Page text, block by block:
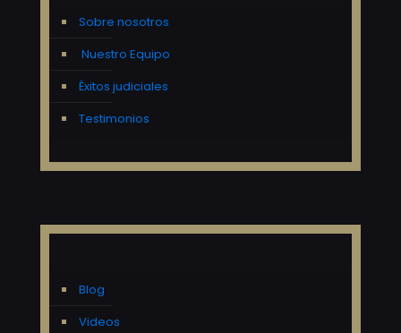
Sobre nosotros
Nuestro Equipo
Éxitos judiciales
Testimonios
Blog
Videos